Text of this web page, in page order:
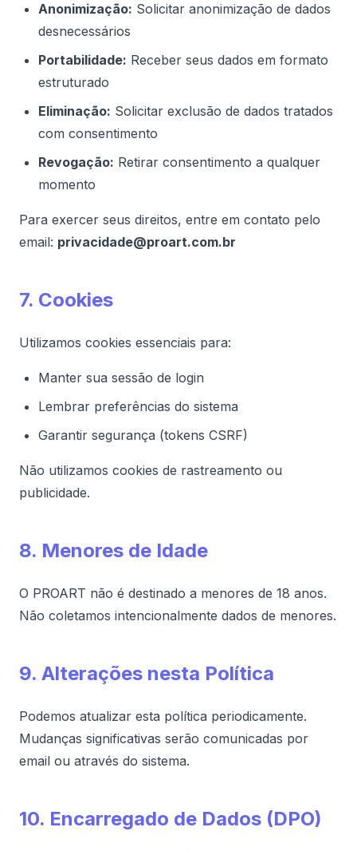
Anonimização: Solicitar anonimização de dados
desnecessários
Portabilidade: Receber seus dados em formato
estruturado
Eliminação: Solicitar exclusão de dados tratados
com consentimento
Revogação: Retirar consentimento a qualquer
momento
Para exercer seus direitos, entre em contato pelo
email: privacidade@proart.com.br
7. Cookies
Utilizamos cookies essenciais para:
Manter sua sessão de login
Lembrar preferências do sistema
Garantir segurança (tokens CSRF)
Não utilizamos cookies de rastreamento ou
publicidade.
8. Menores de Idade
O PROART não é destinado a menores de 18 anos.
Não coletamos intencionalmente dados de menores.
9. Alterações nesta Política
Podemos atualizar esta política periodicamente.
Mudanças significativas serão comunicadas por
email ou através do sistema.
10. Encarregado de Dados (DPO)